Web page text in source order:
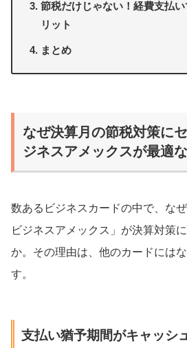
節税だけじゃない！経費支払
リット
まとめ
なぜ決算月の節税対策に
ジネスアメックスが最適
数あるビジネスカードの中で、な
ビジネスアメックス」が決算対策
か。その理由は、他のカードには
す。
支払い猶予期間がキャッシ